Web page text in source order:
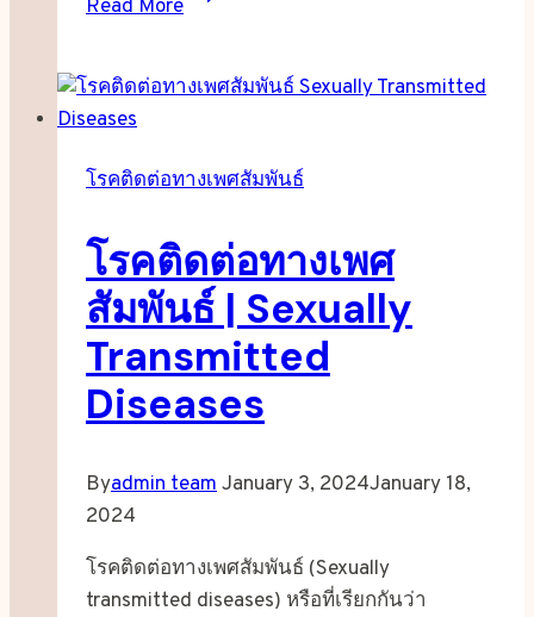
Read More
เชื้อ
ยัง
ตัว
ใน
ไทย
2026
ตัวเลข
จริง
และ
โรคติดต่อทางเพศสัมพันธ์
โรคติดต่อทางเพศ
สัมพันธ์ | Sexually
Transmitted
Diseases
Byadmin teamJanuary 3, 2024January 18,
2024
โรคติดต่อทางเพศสัมพันธ์ (Sexually
transmitted diseases) หรือที่เรียกกันว่า